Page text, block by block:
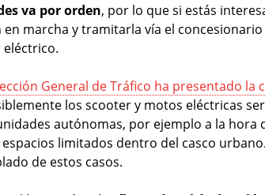
va por orden, por lo que si estás
marcha y tramitarla vía el
General de Tráfico ha presentado
los scooter y motos eléctricas
autónomas, por ejemplo a la hora
limitados dentro del casco
de estos casos.